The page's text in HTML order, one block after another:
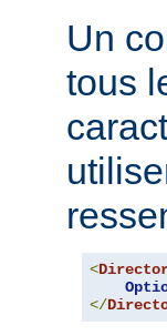
Un
tous
<
</